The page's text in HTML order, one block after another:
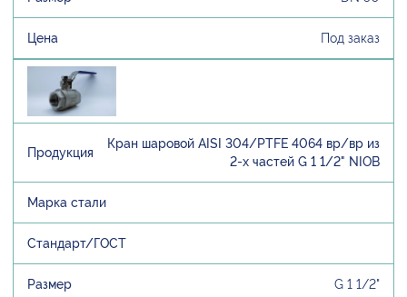
Под заказ
Кран шаровой AISI 304/PTFE 4064 вр/вр из
2-х частей G 1 1/2" NIOB
G 1 1/2"